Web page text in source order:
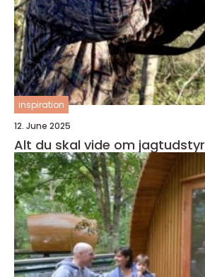
inspiration
12. June 2025
Alt du skal vide om jagtudstyr